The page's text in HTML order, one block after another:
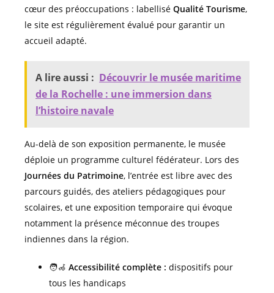
cœur des préoccupations : labellisé Qualité Tourisme,
le site est régulièrement évalué pour garantir un
accueil adapté.
A lire aussi : Découvrir le musée maritime
de la Rochelle : une immersion dans
l’histoire navale
Au-delà de son exposition permanente, le musée
déploie un programme culturel fédérateur. Lors des
Journées du Patrimoine, l’entrée est libre avec des
parcours guidés, des ateliers pédagogiques pour
scolaires, et une exposition temporaire qui évoque
notamment la présence méconnue des troupes
indiennes dans la région.
🧑‍🦽 Accessibilité complète : dispositifs pour
tous les handicaps